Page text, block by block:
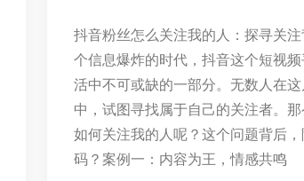
抖音粉丝怎么关注我的人：探寻关
个信息爆炸的时代，抖音这个短视
活中不可或缺的一部分。无数人在
中，试图寻找属于自己的关注者。
如何关注我的人呢？这个问题背后
码？案例一：内容为王，情感共鸣